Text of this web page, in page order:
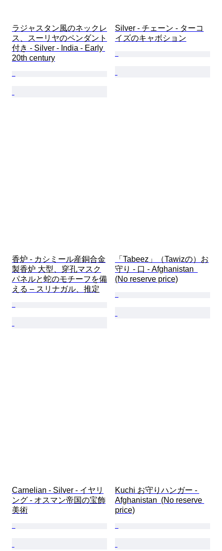
ラジャスタン風のネックレ
ス、スーリヤのペンダント
付き - Silver - India - Early
20th century
Silver - チェーン - ターコ
イズのキャボション
香炉 - カシミール産銅合金
製香炉 大型、穿孔マスク
パネルと蛇のモチーフを備
える – スリナガル、推定
「Tabeez」（Tawizの）お
守り - 口 - Afghanistan
(No reserve price)
Carnelian - Silver - イヤリ
ング - オスマン帝国の宝飾
美術
Kuchi お守りハンガー -
Afghanistan  (No reserve
price)